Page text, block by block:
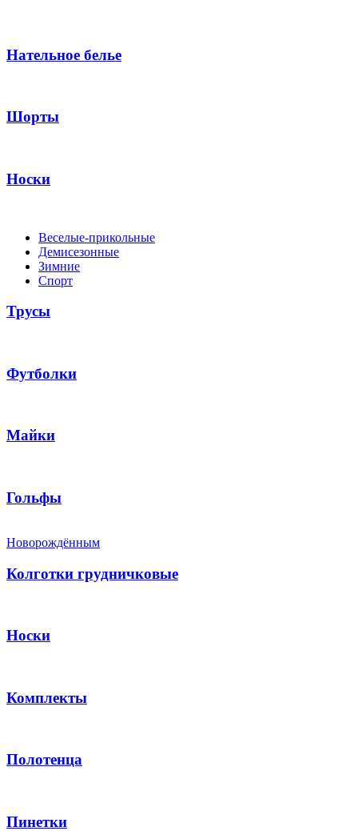
Нательное белье
Шорты
Носки
Веселые-прикольные
Демисезонные
Зимние
Спорт
Трусы
Футболки
Майки
Гольфы
Новорождённым
Колготки грудничковые
Носки
Комплекты
Полотенца
Пинетки